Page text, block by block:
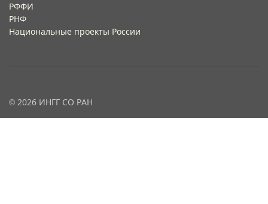
РФФИ
РНФ
Национальные проекты России
© 2026 ИНГГ СО РАН